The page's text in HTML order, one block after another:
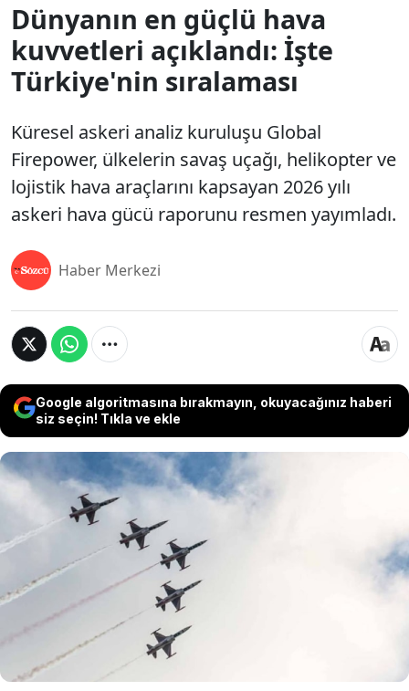
Dünyanın en güçlü hava
kuvvetleri açıklandı: İşte
Türkiye'nin sıralaması
Küresel askeri analiz kuruluşu Global
Firepower, ülkelerin savaş uçağı, helikopter ve
lojistik hava araçlarını kapsayan 2026 yılı
askeri hava gücü raporunu resmen yayımladı.
Haber Merkezi
Google algoritmasına bırakmayın, okuyacağınız haberi
siz seçin! Tıkla ve ekle
Küresel askeri analiz kuruluşu Global
Firepower, ülkelerin savaş uçağı, helikopter
ve lojistik hava araçlarını kapsayan 2026 yılı
askeri hava gücü raporunu resmen
yayımladı.